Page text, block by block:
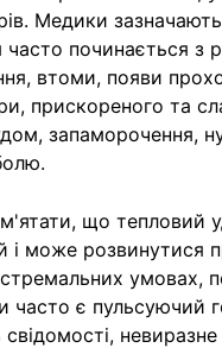
Медики
починається з
втоми, появи
прискореного та
запаморочення,
що тепловий
і може розвинутися
умовах,
часто є пульсуючий
свідомості,